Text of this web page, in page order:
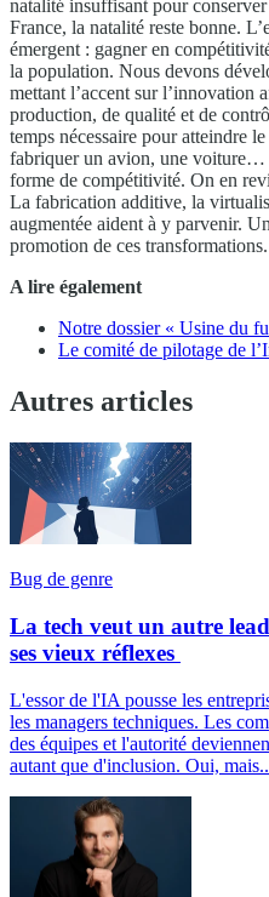
natalité insuffisant pour
France, la natalité reste bonne.
émergent : gagner en
la population. Nous devons
mettant l’accent sur l’innovation
production, de qualité et de
temps nécessaire pour atteindre
fabriquer un avion, une voiture…
forme de compétitivité. On en
La fabrication additive, la
augmentée aident à y parvenir.
promotion de ces transformations.
A lire également
Notre dossier « Usine du
Le comité de pilotage de
Autres articles
Bug de genre
La tech veut un autre
ses vieux réflexes
L'essor de l'IA pousse les
les managers techniques. Les
des équipes et l'autorité
autant que d'inclusion. Oui,